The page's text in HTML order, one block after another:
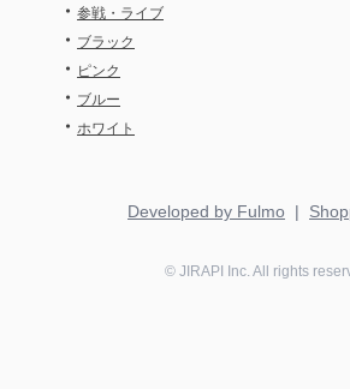
・ 参戦・ライブ
・ ブラック
・ ピンク
・ ブルー
・ ホワイト
Developed by Fulmo |
© JIRAPI Inc. All rights